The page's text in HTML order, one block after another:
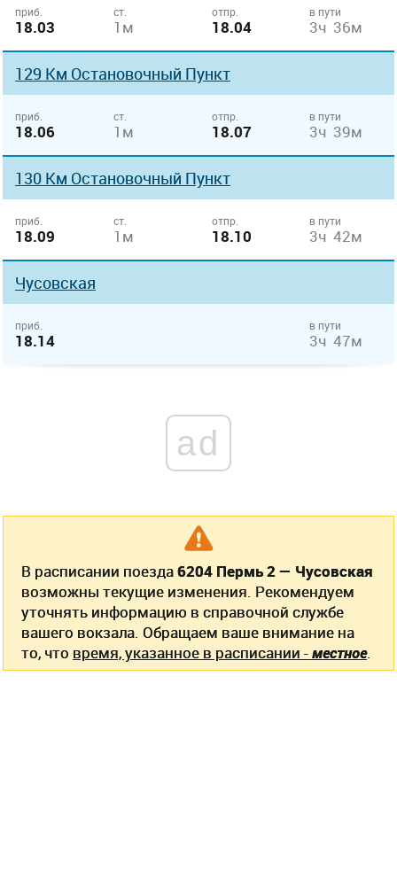
приб.
18.03
ст.
1м
отпр.
18.04
в пути
3ч 36м
129 Км Остановочный Пункт
приб.
18.06
ст.
1м
отпр.
18.07
в пути
3ч 39м
130 Км Остановочный Пункт
приб.
18.09
ст.
1м
отпр.
18.10
в пути
3ч 42м
Чусовская
приб.
18.14
в пути
3ч 47м
ad
В расписании поезда6204 Пермь 2 — Чусовская
возможны текущие изменения. Рекомендуем
уточнять информацию в справочной службе
вашего вокзала. Обращаем ваше внимание на
то, что время, указанное в расписании -местное.